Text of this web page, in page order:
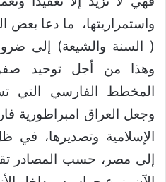
واستمراريتها، ما دعا بعض
( السنة والشيعة) إلى
وهذا من أجل توحيد
المخطط الفارسي التي
وجعل العراق امبراطورية
الإسلامية وتصديرها،
إلى مصر، حسب المصادر